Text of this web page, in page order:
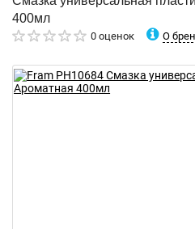
400мл
0 оценок О